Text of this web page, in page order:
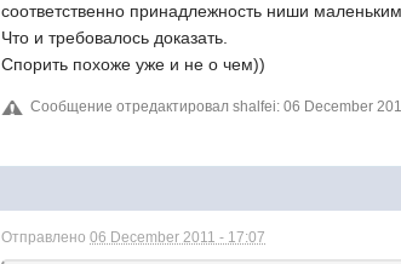
соответственно принадлежность ниши
Что и требовалось доказать.
Спорить похоже уже и не о чем))
Сообщение отредактировал shalfei: 06 December
Отправлено06 December 2011 - 17:07